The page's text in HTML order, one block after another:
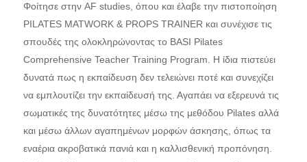
Φοίτησε στην AF studies, όπου και έλαβε την πιστοποίηση
PILATES MATWORK & PROPS TRAINER και συνέχισε τις
σπουδές της ολοκληρώνοντας το BASI Pilates
Comprehensive Teacher Training Program. Η ίδια πιστεύει
δυνατά πως η εκπαίδευση δεν τελειώνει ποτέ και συνεχίζει
να εμπλουτίζει την εκπαίδευσή της. Αγαπάει να εξερευνά τις
σωματικές της δυνατότητες μέσω της μεθόδου Pilates αλλά
και μέσω άλλων αγαπημένων μορφών άσκησης, όπως τα
εναέρια ακροβατικά πανιά και η καλλισθενική προπόνηση.